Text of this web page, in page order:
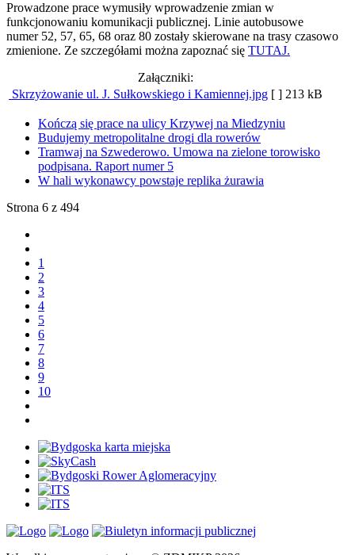
Prowadzone prace wymusiły wprowadzenie zmian w
funkcjonowaniu komunikacji publicznej. Linie autobusowe
numer 52, 57, 65, 68 oraz 80 zostały skierowane na trasy czasowo
zmienione. Ze szczegółami można zapoznać się TUTAJ.
Załączniki:
Skrzyżowanie ul. J. Sułkowskiego i Kamiennej.jpg [ ] 213 kB
Kończą się prace na ulicy Krzywej na Miedzyniu
Budujemy metropolitalne drogi dla rowerów
Tramwaj na Szwederowo. Umowa na zielone torowisko
podpisana. Raport numer 5
W hali wykonawcy powstaje replika żurawia
Strona 6 z 494
1
2
3
4
5
6
7
8
9
10